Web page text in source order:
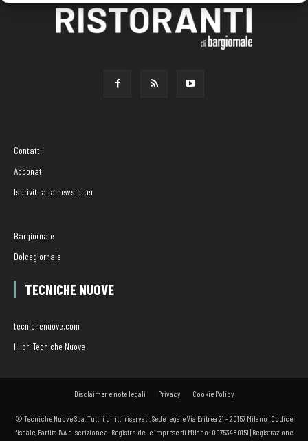
Contatti
Abbonati
Iscriviti alla newsletter
Bargiornale
Dolcegiornale
TECNICHE NUOVE
tecnichenuove.com
I libri Tecniche Nuove
Disclaimer e note legali Privacy Cookie Policy
© Tecniche Nuove Spa. Tutti i diritti riservati. Sede legale Via Eritrea 21 - 20157 Milano | Codice
fiscale, Partita IVA e Iscrizione al Registro delle imprese di Milano: 00753480151 | Registrazione